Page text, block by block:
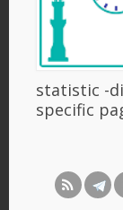
statistic -
specific